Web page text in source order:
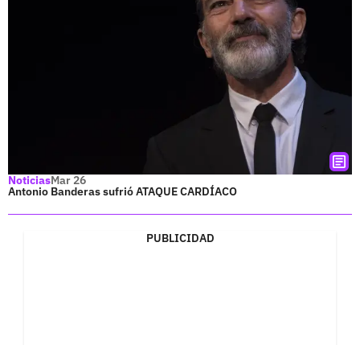
NoticiasMar 26
Antonio Banderas sufrió ATAQUE CARDÍACO
PUBLICIDAD